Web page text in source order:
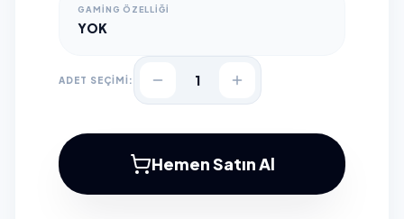
GAMING ÖZELLIĞI
YOK
ADET SEÇİMİ: 1
Hemen Satın Al